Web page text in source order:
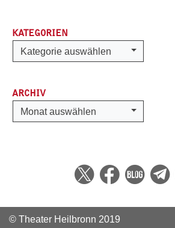
KATEGORIEN
Kategorien
Kategorie auswählen
ARCHIV
Archiv
Monat auswählen
© Theater Heilbronn 2019